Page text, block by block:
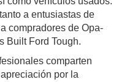
a entusiastas de
compradores de Opa-
Built Ford Tough.
comparten
por la